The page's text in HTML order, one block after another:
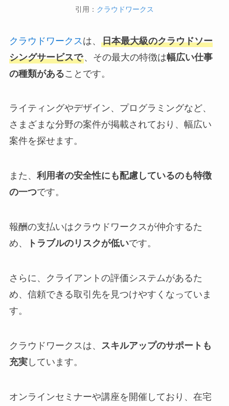
引用： クラウドワークス
クラウドワークス は、 日本最大級のクラウドソー
シングサービスで、その最大の特徴は幅広い仕事
の種類があることです。
ライティングやデザイン、プログラミングなど、
さまざまな分野の案件が掲載されており、幅広い
案件を探せます。
また、 利用者の安全性にも配慮しているのも特徴
の一つです。
報酬の支払いはクラウドワークスが仲介するた
め、
トラブルのリスクが低いです。
さらに、クライアントの評価システムがあるた
め、信頼できる取引先を見つけやすくなっていま
す。
クラウドワークスは、
スキルアップのサポートも
充実しています。
オンラインセミナーや講座を開催しており、在宅